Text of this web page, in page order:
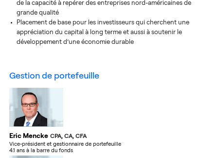
de la capacité à repérer des entreprises nord-américaines de
grande qualité
Placement de base pour les investisseurs qui cherchent une
appréciation du capital à long terme et aussi à soutenir le
développement d’une économie durable
gestion de portefeuille
Eric Mencke CPA, CA, CFA
Vice-président et gestionnaire de portefeuille
4.1 ans à la barre du fonds